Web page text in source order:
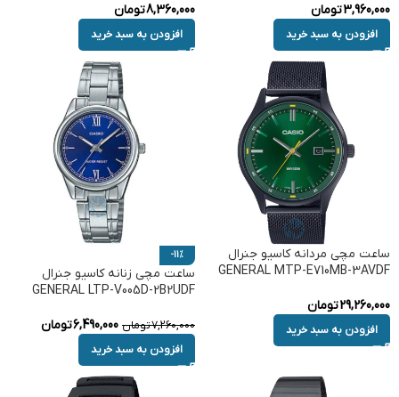
3,960,000تومان
افزودن به سبد خرید
8,360,000تومان
افزودن به سبد خرید
ساعت مچی مردانه کاسیو جنرال
GENERAL MTP-E710MB-3AVDF
29,260,000تومان
افزودن به سبد خرید
-11%
ساعت مچی زنانه کاسیو جنرال
GENERAL LTP-V005D-2B2UDF
7,260,000تومان 6,490,000تومان
افزودن به سبد خرید